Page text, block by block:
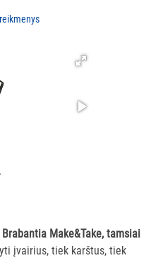
Make&Take, tamsiai
įvairius, tiek karštus, tiek